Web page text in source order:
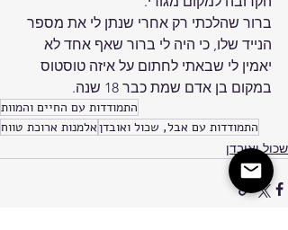
ברור שהלכתי רק אחרי שנתן לי את מספר
הנייד שלו, כי היה לי ברור שאף אחד לא
יאמין לי שבאתי לחתום על איזה טוסטוס
במקום בן אדם שמת כבר 18 שנה.
התמודדות עם החיים והמוות
התמודדות עם אבל, שכול ואובדןאלמנות ארוכת טווח
שכול ואובדן